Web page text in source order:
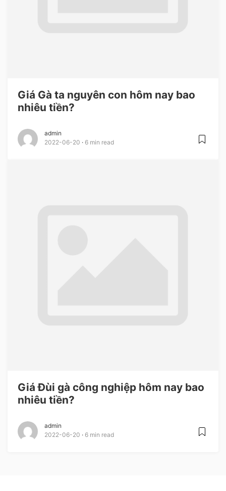
Giá Gà ta nguyên con hôm nay bao
nhiêu tiền?
admin
2022-06-20
6 min read
Giá Đùi gà công nghiệp hôm nay bao
nhiêu tiền?
admin
2022-06-20
6 min read